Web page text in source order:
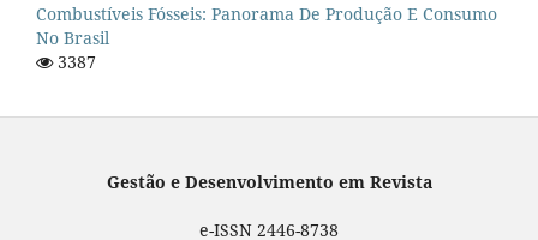
Combustíveis Fósseis: Panorama De Produção E Consumo
No Brasil
3387
Gestão e Desenvolvimento em Revista
e-ISSN 2446-8738